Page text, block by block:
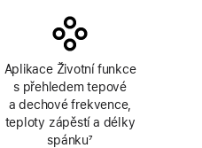
Aplikace Životní funkce
s přehledem tepové
a dechové frekvence,
teploty zápěstí a délky
spánku7